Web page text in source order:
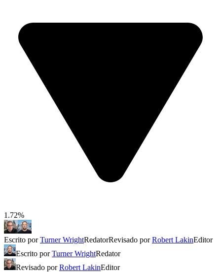
1.72%
Escrito porTurner WrightRedatorRevisado porRobert LakinEditor
Escrito porTurner WrightRedator
Revisado porRobert LakinEditor